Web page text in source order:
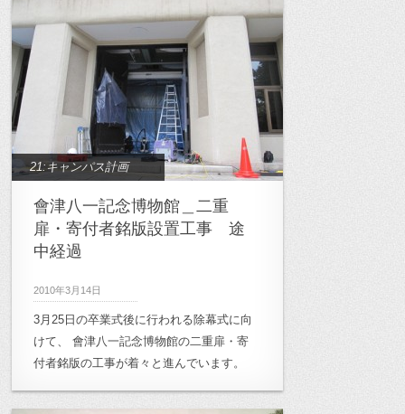
21:キャンパス計画
會津八一記念博物館＿二重
扉・寄付者銘版設置工事 途
中経過
2010年3月14日
3月25日の卒業式後に行われる除幕式に向
けて、 會津八一記念博物館の二重扉・寄
付者銘版の工事が着々と進んでいます。